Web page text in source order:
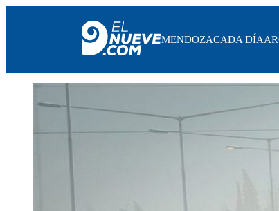
MENDOZA
ARGENTINA
MENDOZACADA DÍA